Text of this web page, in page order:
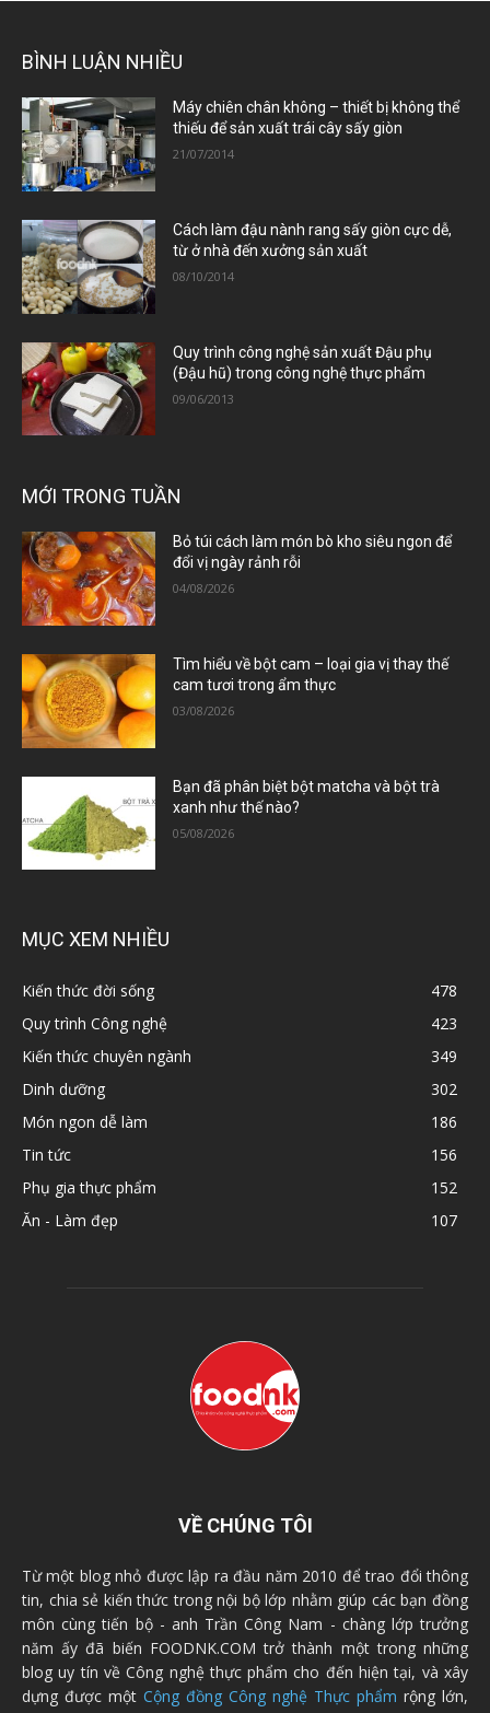
BÌNH LUẬN NHIỀU
Máy chiên chân không – thiết bị không thể
thiếu để sản xuất trái cây sấy giòn
21/07/2014
Cách làm đậu nành rang sấy giòn cực dễ,
từ ở nhà đến xưởng sản xuất
08/10/2014
Quy trình công nghệ sản xuất Đậu phụ
(Đậu hũ) trong công nghệ thực phẩm
09/06/2013
MỚI TRONG TUẦN
Bỏ túi cách làm món bò kho siêu ngon để
đổi vị ngày rảnh rỗi
04/08/2026
Tìm hiểu về bột cam – loại gia vị thay thế
cam tươi trong ẩm thực
03/08/2026
Bạn đã phân biệt bột matcha và bột trà
xanh như thế nào?
05/08/2026
MỤC XEM NHIỀU
Kiến thức đời sống
478
Quy trình Công nghệ
423
Kiến thức chuyên ngành
349
Dinh dưỡng
302
Món ngon dễ làm
186
Tin tức
156
Phụ gia thực phẩm
152
Ăn - Làm đẹp
107
VỀ CHÚNG TÔI
Từ một blog nhỏ được lập ra đầu năm 2010 để trao đổi thông
tin, chia sẻ kiến thức trong nội bộ lớp nhằm giúp các bạn đồng
môn cùng tiến bộ - anh Trần Công Nam - chàng lớp trưởng
năm ấy đã biến FOODNK.COM trở thành một trong những
blog uy tín về Công nghệ thực phẩm cho đến hiện tại, và xây
dựng được một Cộng đồng Công nghệ Thực phẩm rộng lớn,